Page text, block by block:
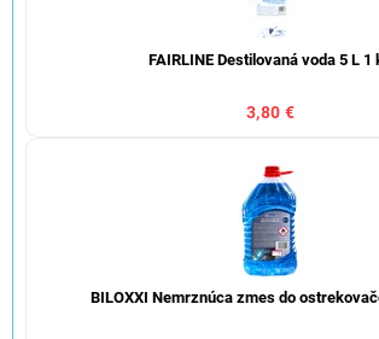
FAIRLINE Destilovaná voda 5 L 1
3,80 €
BILOXXI Nemrznúca zmes do